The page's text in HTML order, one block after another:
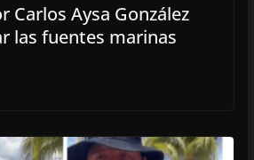
Carlos Aysa González
las fuentes marinas